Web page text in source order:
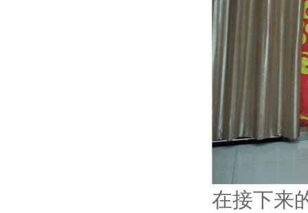
在接下来